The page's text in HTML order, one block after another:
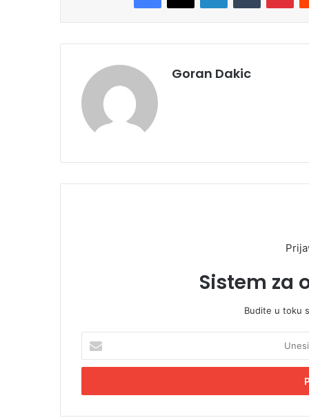
Goran Dakic
Sistem za
Budite u toku
e
i